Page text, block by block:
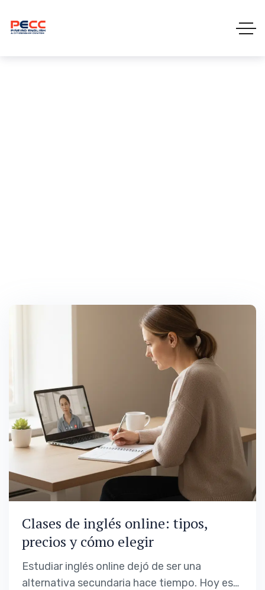
Clases de inglés online: tipos,
precios y cómo elegir
Estudiar inglés online dejó de ser una
alternativa secundaria hace tiempo. Hoy es